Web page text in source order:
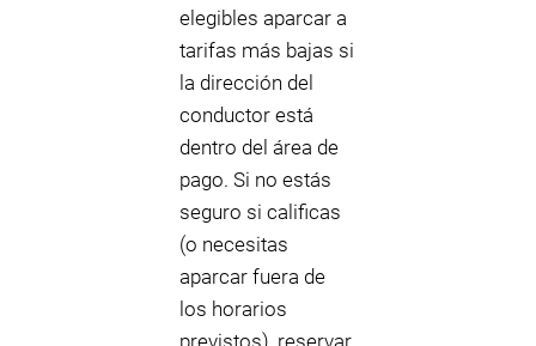
elegibles aparcar a
tarifas más bajas si
la dirección del
conductor está
dentro del área de
pago. Si no estás
seguro si calificas
(o necesitas
aparcar fuera de
los horarios